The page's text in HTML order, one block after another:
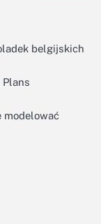
belgijskich
modelować